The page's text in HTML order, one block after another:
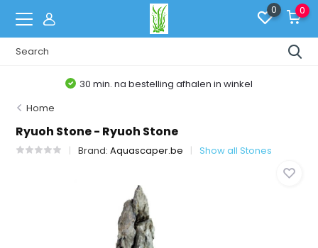
0 0
30 min. na bestelling afhalen in winkel
Home
Ryuoh Stone - Ryuoh Stone
Brand:Aquascaper.be Show all Stones